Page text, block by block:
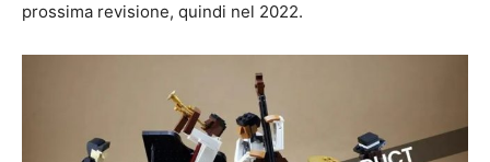
prossima revisione, quindi nel 2022.